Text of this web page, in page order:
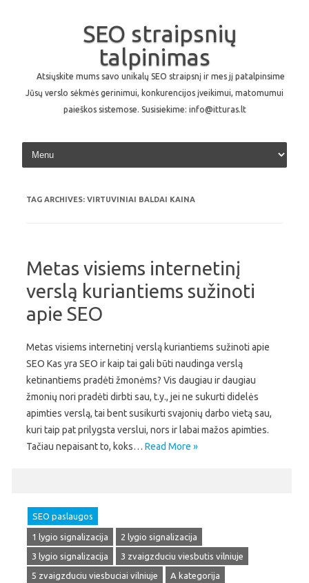
SEO straipsnių
talpinimas
Atsiųskite mums savo unikalų SEO straipsnį ir mes jį patalpinsime
Jūsų verslo sėkmės gerinimui, konkurencijos įveikimui, matomumui
paieškos sistemose. Susisiekime: info@itturas.lt
Skip to content
TAG ARCHIVES: VIRTUVINIAI BALDAI KAINA
Metas visiems internetinį
verslą kuriantiems sužinoti
apie SEO
Metas visiems internetinį verslą kuriantiems sužinoti apie
SEO Kas yra SEO ir kaip tai gali būti naudinga verslą
ketinantiems pradėti žmonėms? Vis daugiau ir daugiau
žmonių nori pradėti dirbti sau, t.y., jei ne sukurti didelės
apimties verslą, tai bent susikurti svajonių darbo vietą sau,
kuri taip pat prilygsta verslui, nors ir labai mažos apimties.
Tačiau nepaisant to, koks… Read More »
SEO paslaugos
1 lygio signalizacija
2 lygio signalizacija
3 lygio signalizacija
3 zvaigzduciu viesbutis vilniuje
5 zvaigzduciu viesbuciai vilniuje
A kategorija